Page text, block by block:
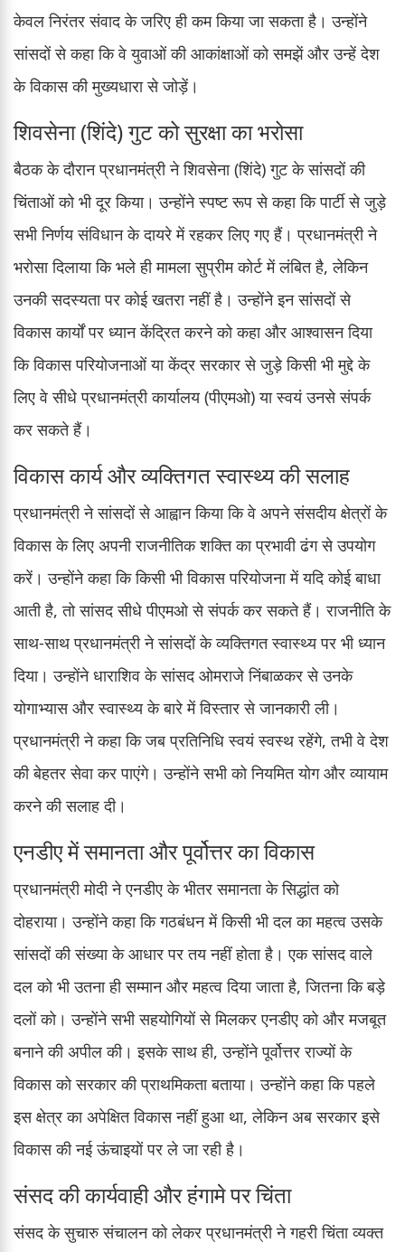
केवल निरंतर संवाद के जरिए ही कम किया जा सकता है। उन्होंने
सांसदों से कहा कि वे युवाओं की आकांक्षाओं को समझें और उन्हें देश
के विकास की मुख्यधारा से जोड़ें।
शिवसेना (शिंदे) गुट को सुरक्षा का भरोसा
बैठक के दौरान प्रधानमंत्री ने शिवसेना (शिंदे) गुट के सांसदों की
चिंताओं को भी दूर किया। उन्होंने स्पष्ट रूप से कहा कि पार्टी से जुड़े
सभी निर्णय संविधान के दायरे में रहकर लिए गए हैं। प्रधानमंत्री ने
भरोसा दिलाया कि भले ही मामला सुप्रीम कोर्ट में लंबित है, लेकिन
उनकी सदस्यता पर कोई खतरा नहीं है। उन्होंने इन सांसदों से
विकास कार्यों पर ध्यान केंद्रित करने को कहा और आश्वासन दिया
कि विकास परियोजनाओं या केंद्र सरकार से जुड़े किसी भी मुद्दे के
लिए वे सीधे प्रधानमंत्री कार्यालय (पीएमओ) या स्वयं उनसे संपर्क
कर सकते हैं।
विकास कार्य और व्यक्तिगत स्वास्थ्य की सलाह
प्रधानमंत्री ने सांसदों से आह्वान किया कि वे अपने संसदीय क्षेत्रों के
विकास के लिए अपनी राजनीतिक शक्ति का प्रभावी ढंग से उपयोग
करें। उन्होंने कहा कि किसी भी विकास परियोजना में यदि कोई बाधा
आती है, तो सांसद सीधे पीएमओ से संपर्क कर सकते हैं। राजनीति के
साथ-साथ प्रधानमंत्री ने सांसदों के व्यक्तिगत स्वास्थ्य पर भी ध्यान
दिया। उन्होंने धाराशिव के सांसद ओमराजे निंबाळकर से उनके
योगाभ्यास और स्वास्थ्य के बारे में विस्तार से जानकारी ली।
प्रधानमंत्री ने कहा कि जब प्रतिनिधि स्वयं स्वस्थ रहेंगे, तभी वे देश
की बेहतर सेवा कर पाएंगे। उन्होंने सभी को नियमित योग और व्यायाम
करने की सलाह दी।
एनडीए में समानता और पूर्वोत्तर का विकास
प्रधानमंत्री मोदी ने एनडीए के भीतर समानता के सिद्धांत को
दोहराया। उन्होंने कहा कि गठबंधन में किसी भी दल का महत्व उसके
सांसदों की संख्या के आधार पर तय नहीं होता है। एक सांसद वाले
दल को भी उतना ही सम्मान और महत्व दिया जाता है, जितना कि बड़े
दलों को। उन्होंने सभी सहयोगियों से मिलकर एनडीए को और मजबूत
बनाने की अपील की। इसके साथ ही, उन्होंने पूर्वोत्तर राज्यों के
विकास को सरकार की प्राथमिकता बताया। उन्होंने कहा कि पहले
इस क्षेत्र का अपेक्षित विकास नहीं हुआ था, लेकिन अब सरकार इसे
विकास की नई ऊंचाइयों पर ले जा रही है।
संसद की कार्यवाही और हंगामे पर चिंता
संसद के सुचारु संचालन को लेकर प्रधानमंत्री ने गहरी चिंता व्यक्त